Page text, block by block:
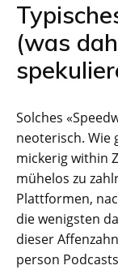
(was
Solches
neoterisch. Wie
mickerig within
mühelos zu
Plattformen,
die wenigsten
dieser
person